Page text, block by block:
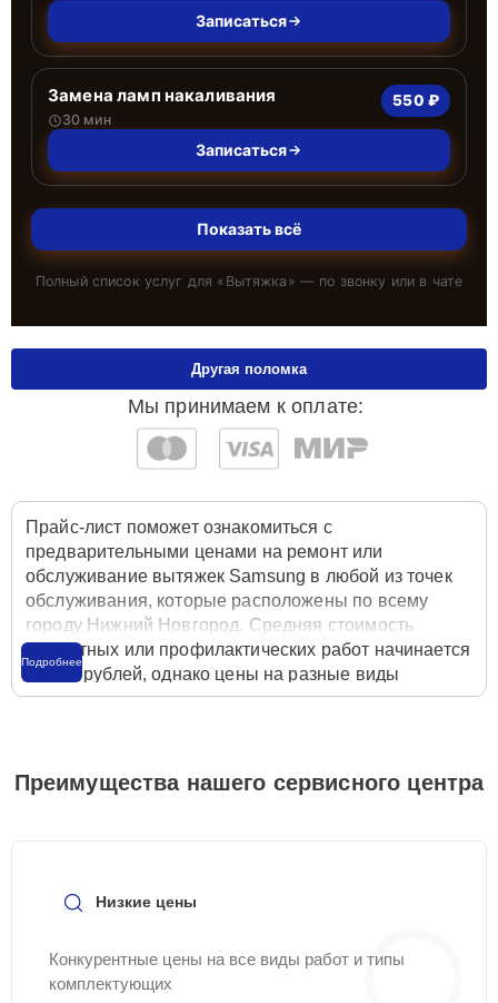
Записаться
Замена ламп накаливания
30 мин
550 ₽
Записаться
Показать всё
Полный список услуг для « Вытяжка » — по звонку или в чате
Мы принимаем к оплате:
Другая поломка
Прайс-лист поможет ознакомиться с
предварительными ценами на ремонт или
обслуживание вытяжек Samsung в любой из точек
обслуживания, которые расположены по всему
городу Нижний Новгород. Средняя стоимость
ремонтных или профилактических работ начинается
от 550 рублей, однако цены на разные виды
комплектующих могут различаться. Полную
службы заботы о клиентах. Для расчета итоговой
стоимости ремонта вытяжки достаточно позвонить
Подробнее
Преимущества нашего сервисного центра
Низкие цены
Конкурентные цены на все виды работ и типы
комплектующих